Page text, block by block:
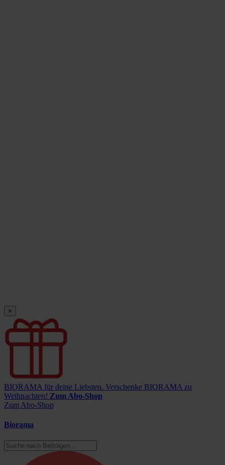
×
BIORAMA für deine Liebsten. Verschenke BIORAMA zu
Weihnachten! Zum Abo-Shop
Zum Abo-Shop
Biorama